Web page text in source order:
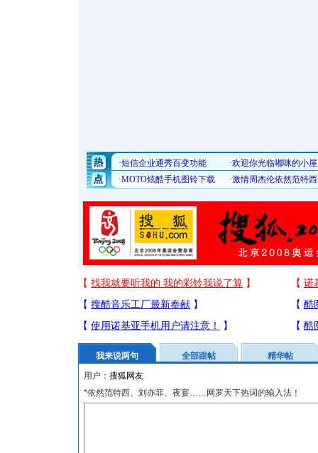
我来说两句 全部跟帖
精华帖
用户：
*依然范特西、刘亦菲、夜宴……网罗天下热词的输入法！